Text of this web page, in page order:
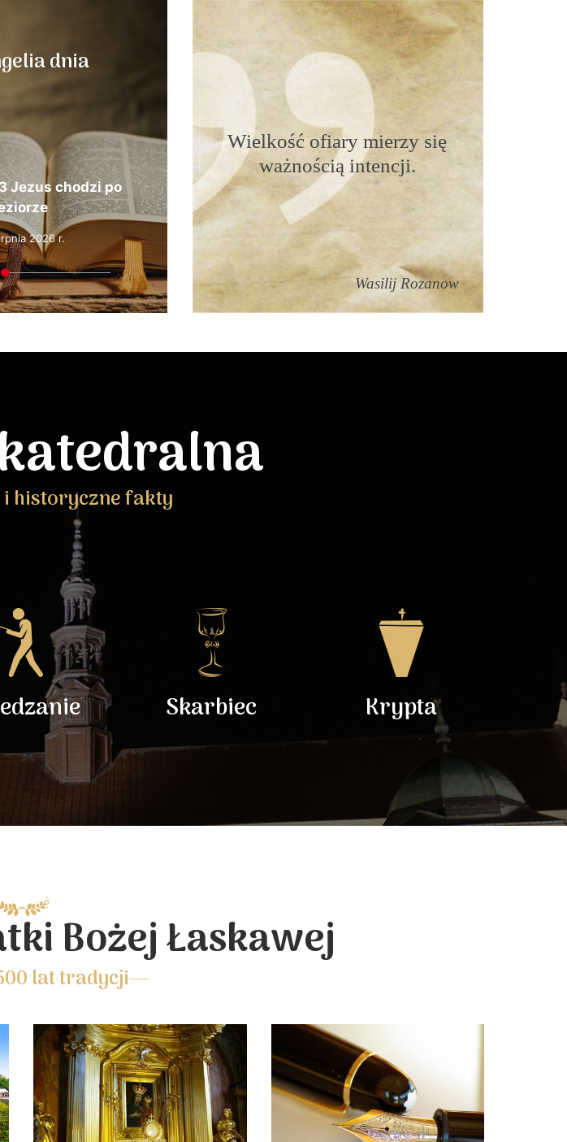
dnia
Jezus chodzi po
2026 r.
Wielkość ofiary mierzy się
ważnością intencji.
Wasilij Rozanow
i historyczne fakty
Skarbiec Krypta
Bożej Łaskawej
lat tradycji